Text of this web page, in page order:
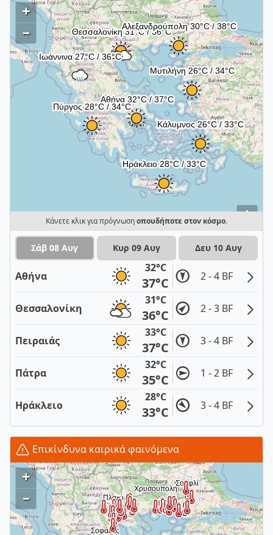
i
+
–
Κάνετε κλικ για πρόγνωσηοπουδήποτε στον κόσμο.
Σάβ 08 Αυγ Κυρ 09 Αυγ Δευ 10 Αυγ
Αθήνα
32°C
37°C 2 - 4 BF
Θεσσαλονίκη
31°C
36°C 2 - 3 BF
Πειραιάς
33°C
37°C 3 - 4 BF
Πάτρα
32°C
35°C 1 - 2 BF
Ηράκλειο
28°C
33°C 3 - 4 BF
Επικίνδυνα καιρικά φαινόμενα
+
–